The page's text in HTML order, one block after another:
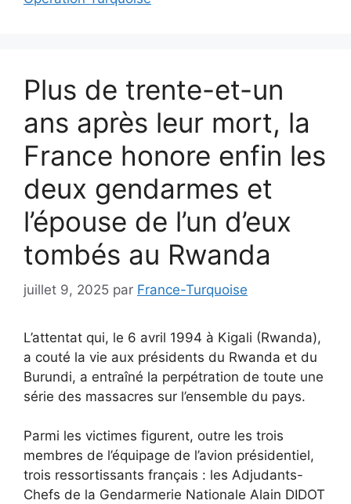
Plus de trente-et-un
ans après leur mort, la
France honore enfin les
deux gendarmes et
l’épouse de l’un d’eux
tombés au Rwanda
juillet 9, 2025 par France-Turquoise
L’attentat qui, le 6 avril 1994 à Kigali (Rwanda),
a couté la vie aux présidents du Rwanda et du
Burundi, a entraîné la perpétration de toute une
série des massacres sur l’ensemble du pays.
Parmi les victimes figurent, outre les trois
membres de l’équipage de l’avion présidentiel,
trois ressortissants français : les Adjudants-
Chefs de la Gendarmerie Nationale Alain DIDOT